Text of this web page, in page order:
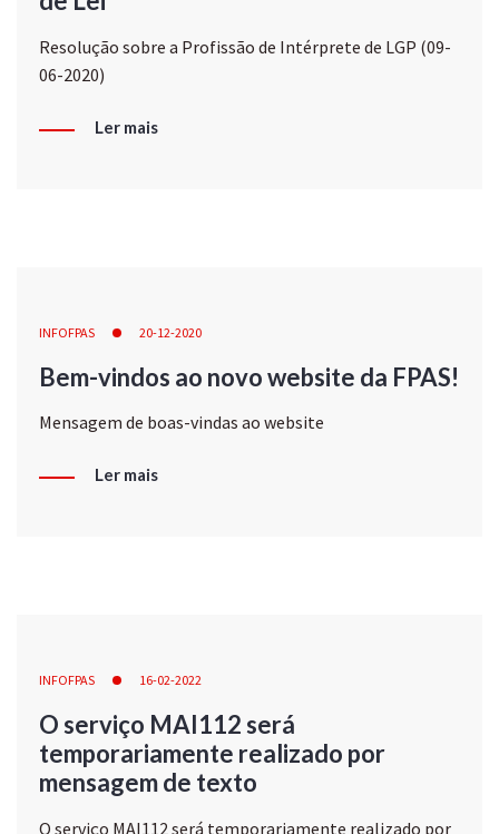
Resolução sobre a Profissão de Intérprete de LGP (09-
06-2020)
Ler mais
INFOFPAS 20-12-2020
Bem-vindos ao novo website da FPAS!
Mensagem de boas-vindas ao website
Ler mais
INFOFPAS 16-02-2022
O serviço MAI112 será
temporariamente realizado por
mensagem de texto
O serviço MAI112 será temporariamente realizado por